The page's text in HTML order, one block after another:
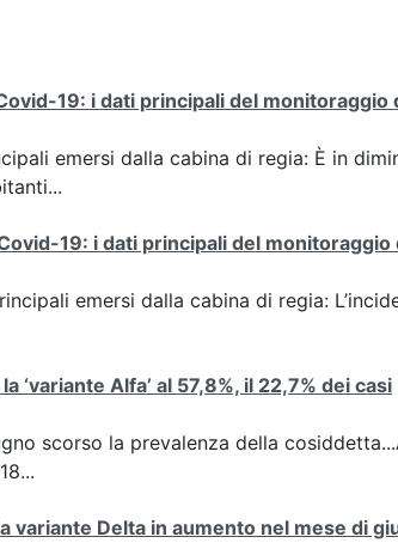
19: i dati principali del monitoraggio
emersi dalla cabina di regia: È in
19: i dati principali del monitoraggio
emersi dalla cabina di regia:
‘variante Alfa’ al 57,8%, il 22,7% dei casi
scorso la prevalenza della
variante Delta in aumento nel mese di